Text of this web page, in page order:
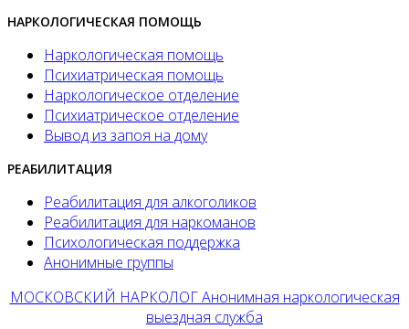
НАРКОЛОГИЧЕСКАЯ ПОМОЩЬ
Наркологическая помощь
Психиатрическая помощь
Наркологическое отделение
Психиатрическое отделение
Вывод из запоя на дому
РЕАБИЛИТАЦИЯ
Реабилитация для алкоголиков
Реабилитация для наркоманов
Психологическая поддержка
Анонимные группы
МОСКОВСКИЙ НАРКОЛОГ Анонимная наркологическая
выездная служба